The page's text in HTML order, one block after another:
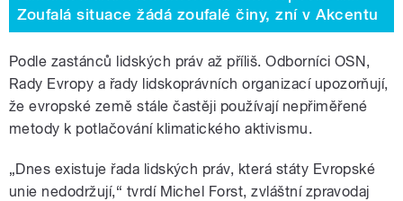
Zoufalá situace žádá zoufalé činy, zní v Akcentu
Podle zastánců lidských práv až příliš. Odborníci OSN,
Rady Evropy a řady lidskoprávních organizací upozorňují,
že evropské země stále častěji používají nepřiměřené
metody k potlačování klimatického aktivismu.
„Dnes existuje řada lidských práv, která státy Evropské
unie nedodržují,“ tvrdí Michel Forst, zvláštní zpravodaj